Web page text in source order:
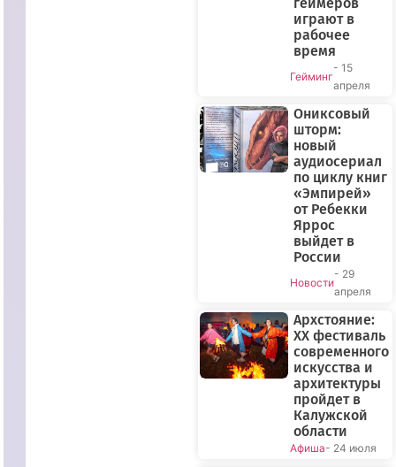
ПРЯМОЙ
ЭФИР
играют в
рабочее
время
Гейминг
- 15
апреля
Ониксовый
шторм:
новый
аудиосериал
по циклу книг
«Эмпирей»
от Ребекки
Яррос
выйдет в
России
Новости
- 29
апреля
Архстояние:
XX фестиваль
современного
искусства и
архитектуры
пройдет в
Калужской
области
Афиша- 24 июля